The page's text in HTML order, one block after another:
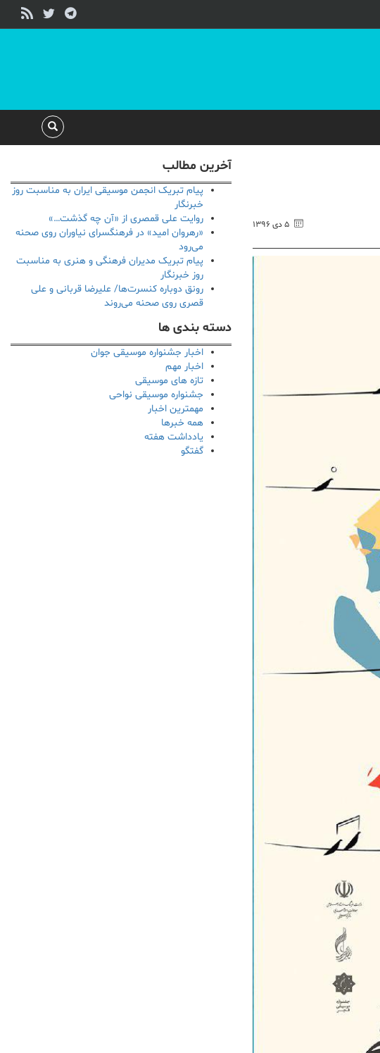
۵ دی ۱۳۹۶
آخرین مطالب
پیام تبریک انجمن موسیقی ایران به مناسبت روز
خبرنگار
روایت علی قمصری از «آن چه گذشت…»
«رهروان امید» در فرهنگسرای نیاوران روی صحنه
می‌رود
پیام تبریک مدیران فرهنگی و هنری به مناسبت
روز خبرنگار
رونق دوباره کنسرت‌ها/ علیرضا قربانی و علی
قصری روی صحنه می‌روند
دسته بندی ها
اخبار جشنواره موسیقی جوان
اخبار مهم
تازه های موسیقی
جشنواره موسیقی نواحی
مهمترین اخبار
همه خبرها
یادداشت هفته
گفتگو